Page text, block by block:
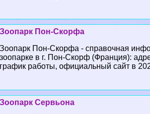
Зоопарк Пон-Скорфа
Зоопарк Пон-Скорфа - справочная
зоопарке в г. Пон-Скорф (Франция):
график работы, официальный сайт в
Зоопарк Сервьона